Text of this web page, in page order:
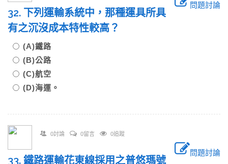
問題討論
32. 下列運輸系統中，那種運具所具
有之沉沒成本特性較高？
(A)鐵路
(B)公路
(C)航空
(D)海運。
0討論 0留言 0追蹤
問題討論
33. 鐵路運輸花東線採用之普悠瑪號